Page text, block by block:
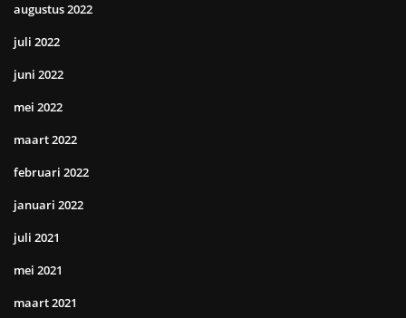
augustus 2022
juli 2022
juni 2022
mei 2022
maart 2022
februari 2022
januari 2022
juli 2021
mei 2021
maart 2021